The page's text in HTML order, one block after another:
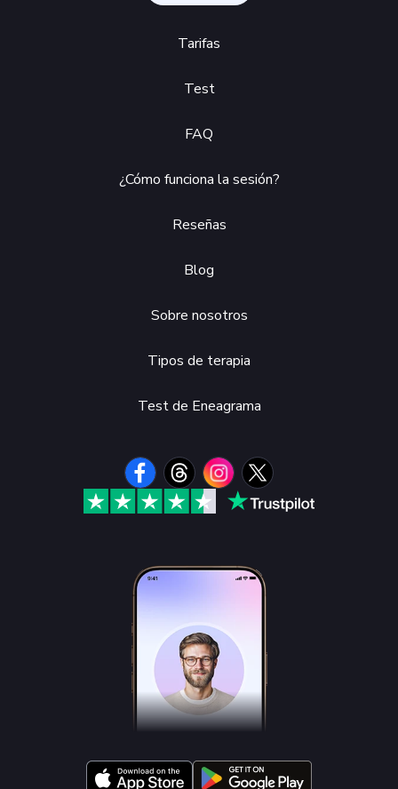
Tarifas
Test
FAQ
¿Cómo funciona la sesión?
Reseñas
Blog
Sobre nosotros
Tipos de terapia
Test de Eneagrama